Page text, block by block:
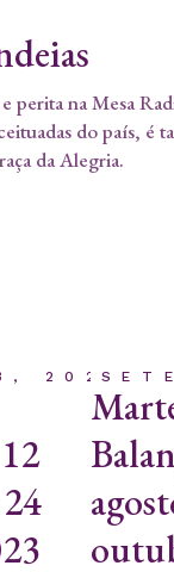
perita na Mesa
do país, é
da Alegria.
2023